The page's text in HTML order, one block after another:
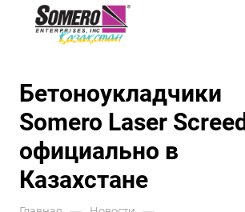
Бетоноукладчики
Somero Laser Screed
официально в
Казахстане